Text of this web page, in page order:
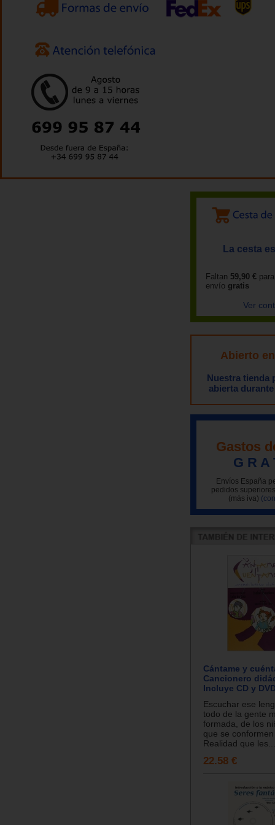
La cesta
Faltan 59,90 €
envío gratis
Ver
Abierto
Nuestra tienda
abierta
Gastos
G R A
Envíos España
pedidos
(más iva)
Cántame y
Cancionero
Incluye CD y
Escuchar ese
todo de la gente
formada, de los
que se
Realidad que les...
22.58 €